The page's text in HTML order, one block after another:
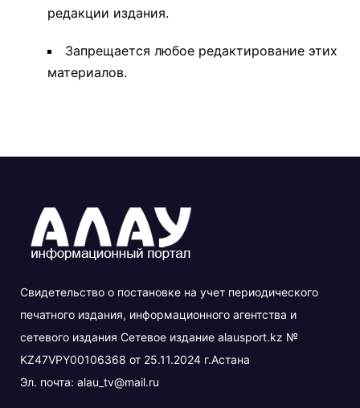
редакции издания.
Запрещается любое редактирование этих
материалов.
Свидетельство о постановке на учет периодического
печатного издания, информационного агентства и
сетевого издания Сетевое издание alausport.kz №
KZ47VPY00106368 от 25.11.2024 г.Астана
Эл. почта: alau_tv@mail.ru